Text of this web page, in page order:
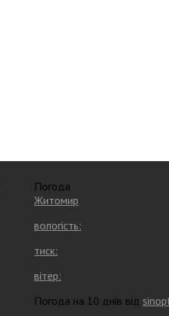
Погода
Житомир
вологість:
тиск:
вітер:
Погода на 10 днів від